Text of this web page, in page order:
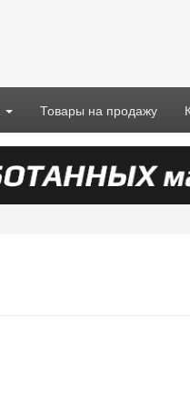
Товары на продажу